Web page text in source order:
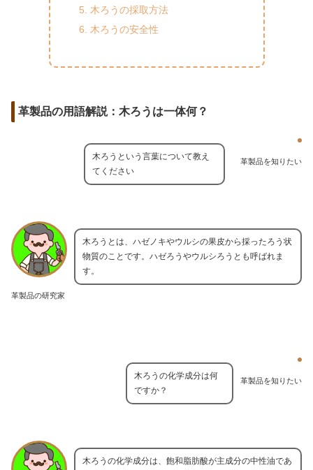
木ろうの採取方法
木ろうの安全性
革製品の用語解説：木ろうは一体何？
革製品を知りたい
木ろうという言葉について教え
てください
革製品の研究家
木ろうとは、ハゼノキやウルシの果皮から採ったろう状
物質のことです。ハゼろうやウルシろうとも呼ばれま
す。
革製品を知りたい
木ろうの化学成分は何
ですか？
木ろうの化学成分は、飽和脂肪酸が主成分の中性油であ